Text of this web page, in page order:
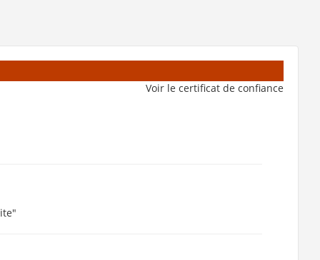
Voir le certificat de confiance